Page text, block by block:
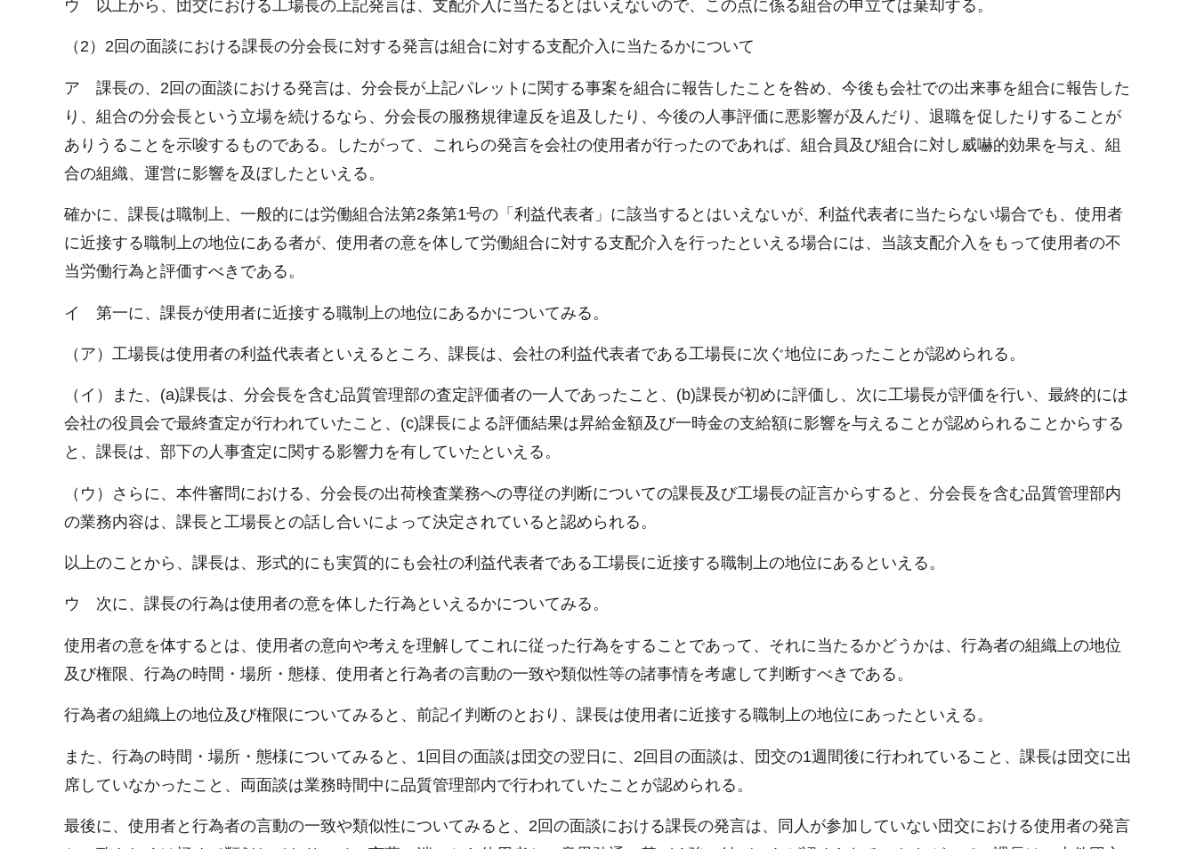
ウ 以上から、団交における工場長の上記発言は、支配介入に当たるとはいえないので、この点に係る組合の申立ては棄却する。
（2）2回の面談における課長の分会長に対する発言は組合に対する支配介入に当たるかについて
ア 課長の、2回の面談における発言は、分会長が上記パレットに関する事案を組合に報告したことを咎め、今後も会社での出来事を組合に報告した
り、組合の分会長という立場を続けるなら、分会長の服務規律違反を追及したり、今後の人事評価に悪影響が及んだり、退職を促したりすることが
ありうることを示唆するものである。したがって、これらの発言を会社の使用者が行ったのであれば、組合員及び組合に対し威嚇的効果を与え、組
合の組織、運営に影響を及ぼしたといえる。
確かに、課長は職制上、一般的には労働組合法第2条第1号の「利益代表者」に該当するとはいえないが、利益代表者に当たらない場合でも、使用者
に近接する職制上の地位にある者が、使用者の意を体して労働組合に対する支配介入を行ったといえる場合には、当該支配介入をもって使用者の不
当労働行為と評価すべきである。
イ 第一に、課長が使用者に近接する職制上の地位にあるかについてみる。
（ア）工場長は使用者の利益代表者といえるところ、課長は、会社の利益代表者である工場長に次ぐ地位にあったことが認められる。
（イ）また、(a)課長は、分会長を含む品質管理部の査定評価者の一人であったこと、(b)課長が初めに評価し、次に工場長が評価を行い、最終的には
会社の役員会で最終査定が行われていたこと、(c)課長による評価結果は昇給金額及び一時金の支給額に影響を与えることが認められることからする
と、課長は、部下の人事査定に関する影響力を有していたといえる。
（ウ）さらに、本件審問における、分会長の出荷検査業務への専従の判断についての課長及び工場長の証言からすると、分会長を含む品質管理部内
の業務内容は、課長と工場長との話し合いによって決定されていると認められる。
以上のことから、課長は、形式的にも実質的にも会社の利益代表者である工場長に近接する職制上の地位にあるといえる。
ウ 次に、課長の行為は使用者の意を体した行為といえるかについてみる。
使用者の意を体するとは、使用者の意向や考えを理解してこれに従った行為をすることであって、それに当たるかどうかは、行為者の組織上の地位
及び権限、行為の時間・場所・態様、使用者と行為者の言動の一致や類似性等の諸事情を考慮して判断すべきである。
行為者の組織上の地位及び権限についてみると、前記イ判断のとおり、課長は使用者に近接する職制上の地位にあったといえる。
また、行為の時間・場所・態様についてみると、1回目の面談は団交の翌日に、2回目の面談は、団交の1週間後に行われていること、課長は団交に出
席していなかったこと、両面談は業務時間中に品質管理部内で行われていたことが認められる。
最後に、使用者と行為者の言動の一致や類似性についてみると、2回の面談における課長の発言は、同人が参加していない団交における使用者の発言